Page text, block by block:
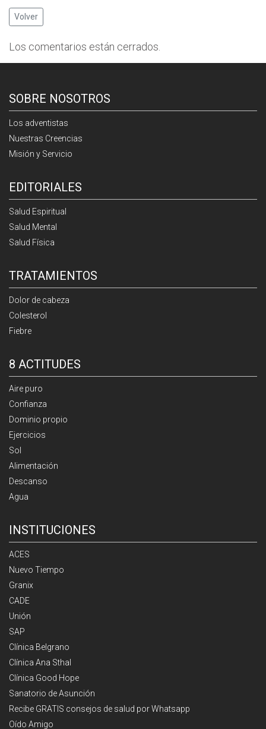
Volver
Los comentarios están cerrados.
SOBRE NOSOTROS
Los adventistas
Nuestras Creencias
Misión y Servicio
EDITORIALES
Salud Espiritual
Salud Mental
Salud Física
TRATAMIENTOS
Dolor de cabeza
Colesterol
Fiebre
8 ACTITUDES
Aire puro
Confianza
Dominio propio
Ejercicios
Sol
Alimentación
Descanso
Agua
INSTITUCIONES
ACES
Nuevo Tiempo
Granix
CADE
Unión
SAP
Clínica Belgrano
Clínica Ana Sthal
Clínica Good Hope
Sanatorio de Asunción
Recibe GRATIS consejos de salud por Whatsapp
Oído Amigo